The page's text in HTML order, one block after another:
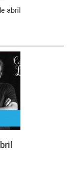
abril